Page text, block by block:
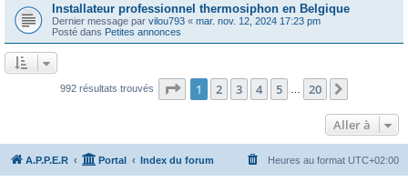
Installateur professionnel thermosiphon en Belgique
Dernier message par vilou793 « mar. nov. 12, 2024 17:23 pm
Posté dans Petites annonces
992 résultats trouvés Page 1sur20
1 2 3 4 5 20
Aller à
A.P.P.E.R Portal Index du forum Heures au format UTC+02:00